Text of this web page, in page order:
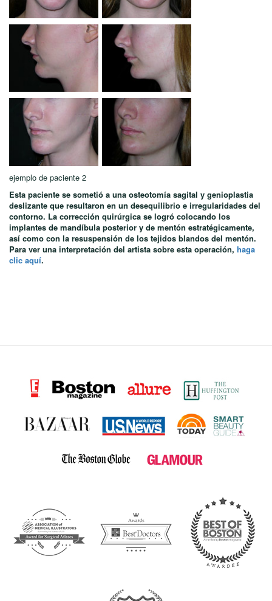
ejemplo de paciente 2
Esta paciente se sometió a una osteotomía sagital y genioplastia
deslizante que resultaron en un desequilibrio e irregularidades del
contorno. La corrección quirúrgica se logró colocando los
implantes de mandíbula posterior y de mentón estratégicamente,
así como con la resuspensión de los tejidos blandos del mentón.
Para ver una interpretación del artista sobre esta operación, haga
clic aquí.